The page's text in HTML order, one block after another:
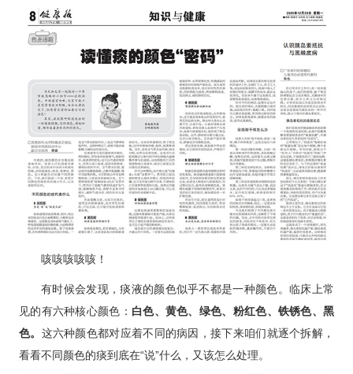
党建工作
科研教学
院务公开
院庆专栏
中文版
EN
登录
咳咳咳咳咳！
有时候会发现，痰液的颜色似乎不都是一种颜色。临床上常
见的有六种核心颜色： 白色、黄色、绿色、粉红色、铁锈色、黑
色。 这六种颜色都对应着不同的病因，接下来咱们就逐个拆解，
看看不同颜色的痰到底在“说”什么，又该怎么处理。